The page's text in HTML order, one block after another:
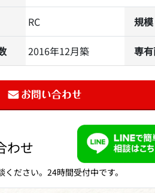
RC 規模
2016年12月築 専
わせ
ださい。24時間受付中です。